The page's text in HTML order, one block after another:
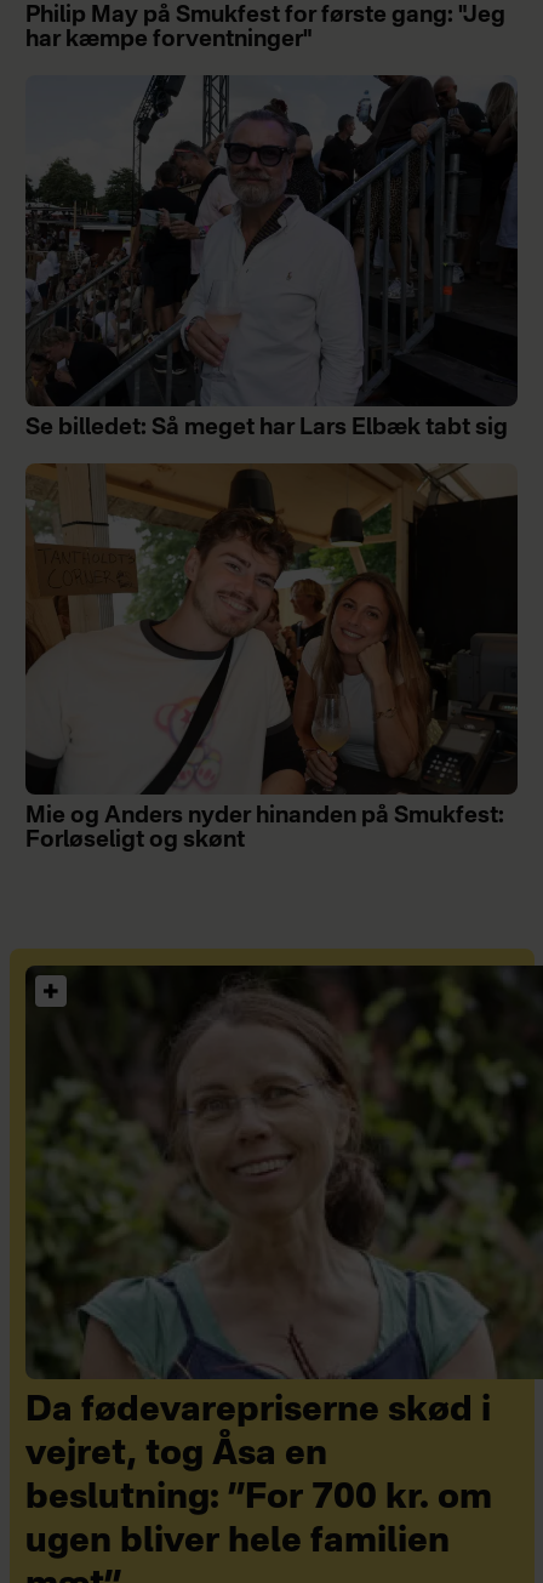
Philip May på Smukfest for første gang: "Jeg
har kæmpe forventninger"
Se billedet: Så meget har Lars Elbæk tabt sig
Mie og Anders nyder hinanden på Smukfest:
Forløseligt og skønt
Da fødevarepriserne skød i
vejret, tog Åsa en
beslutning: ”For 700 kr. om
ugen bliver hele familien